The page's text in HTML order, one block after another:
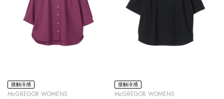
接触冷感
McGREGOR WOMENS
接触冷感
McGREGOR WOMENS